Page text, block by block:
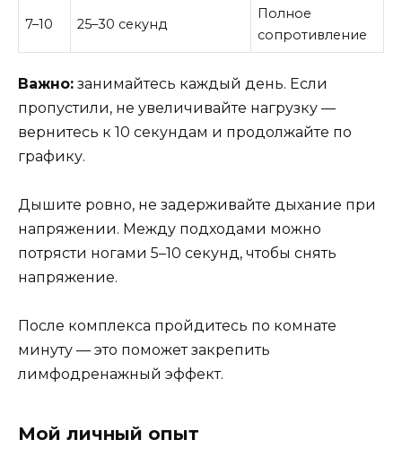
7–10 25–30 секунд
Полное
сопротивление
Важно: занимайтесь каждый день. Если
пропустили, не увеличивайте нагрузку —
вернитесь к 10 секундам и продолжайте по
графику.
Дышите ровно, не задерживайте дыхание при
напряжении. Между подходами можно
потрясти ногами 5–10 секунд, чтобы снять
напряжение.
После комплекса пройдитесь по комнате
минуту — это поможет закрепить
лимфодренажный эффект.
Мой личный опыт